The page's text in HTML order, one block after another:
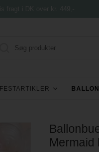
FESTARTIKLER
Mermaid